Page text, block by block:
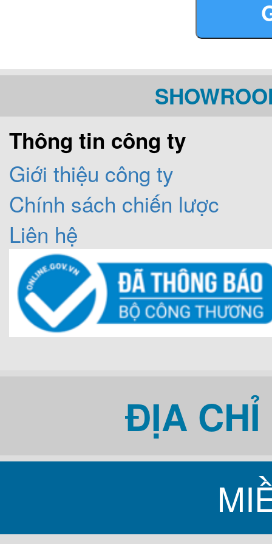
+ Kích thước lắp đặt
là kích thước khoét đá.
Bếp có hai vùng
hai vòng tròn có
suất bếp trái là
nhiên liệu sử dụng
dụng điện áp 220 -
suất nấu là 3200W.
bếp dài được lắp âm
thuần là tăng giảm
cảm ứng mà không
Thông tin công ty
Giới thiệu công ty
Chính sách chiến lược
Liên hệ
ĐỊA CHỈ